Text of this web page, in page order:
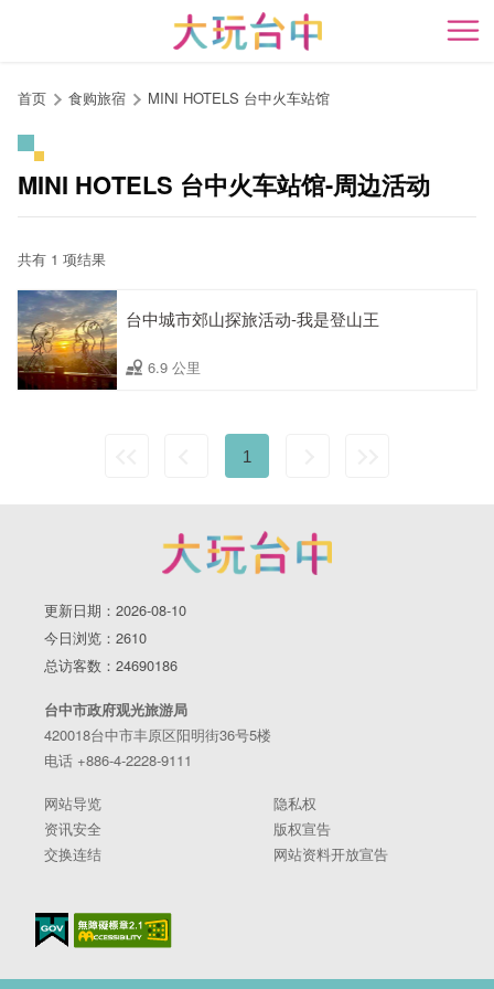
开
首页 食购旅宿 MINI HOTELS 台中火车站馆
MINI HOTELS 台中火车站馆-周边活动
共有 1 项结果
台中城市郊山探旅活动-我是登山王
6.9 公里
1
更新日期：2026-08-10
今日浏览：2610
总访客数：24690186
台中市政府观光旅游局
420018台中市丰原区阳明街36号5楼
电话 +886-4-2228-9111
网站导览
隐私权
资讯安全
版权宣告
交换连结
网站资料开放宣告